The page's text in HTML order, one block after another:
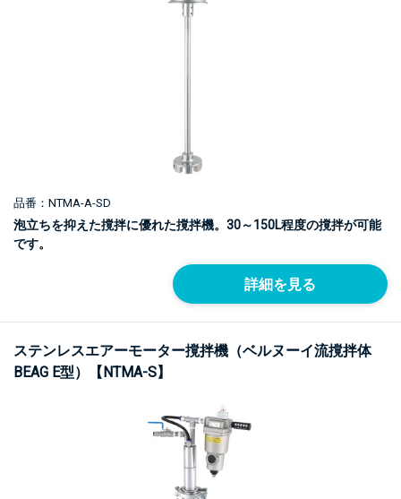
品番：NTMA-A-SD
泡立ちを抑えた撹拌に優れた撹拌機。30～150L程度の撹拌が可能
です。
詳細を見る
ステンレスエアーモーター撹拌機（ベルヌーイ流撹拌体
BEAG E型）【NTMA-S】